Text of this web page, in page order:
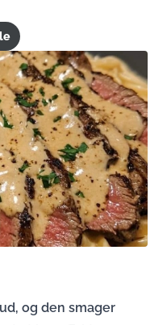
og den smager